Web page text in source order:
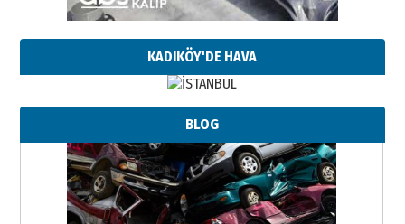
KADIKÖY'DE HAVA
BLOG